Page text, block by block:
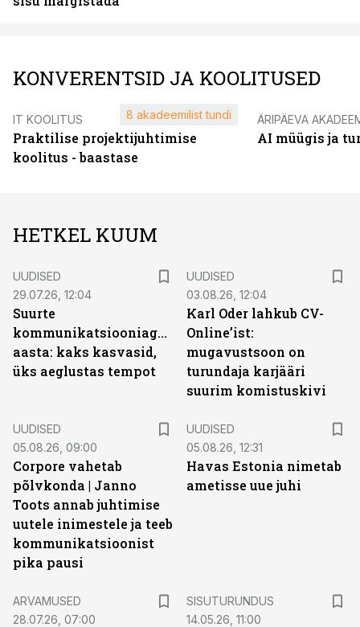
KONVERENTSID JA KOOLITUSED
IT KOOLITUS
Praktilise projektijuhtimise
koolitus - baastase
8 akadeemilist tundi ÄRIPÄEVA
AI müügis ja
HETKEL KUUM
UUDISED
29.07.26, 12:04
Suurte
kommunikatsiooniagentuuride
aasta: kaks kasvasid,
üks aeglustas tempot
UUDISED
03.08.26, 12:04
Karl Oder lahkub CV-
Online’ist:
mugavustsoon on
turundaja karjääri
suurim komistuskivi
UUDISED
05.08.26, 09:00
Corpore vahetab
põlvkonda | Janno
Toots annab juhtimise
uutele inimestele ja teeb
kommunikatsioonist
pika pausi
UUDISED
05.08.26, 12:31
Havas Estonia nimetab
ametisse uue juhi
ARVAMUSED
28.07.26, 07:00
SISUTURUNDUS
14.05.26, 11:00